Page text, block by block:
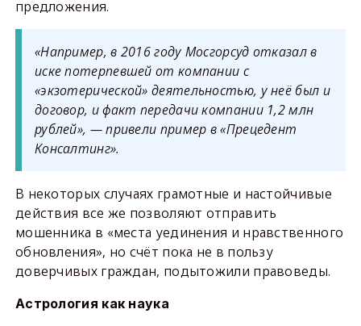
предложения.
«Например, в 2016 году Мосгорсуд отказал в
иске потерпевшей от компании с
«экзотерической» деятельностью, у неё был и
договор, и факт передачи компании 1,2 млн
рублей», — привели пример в «Прецедент
Консалтинг».
В некоторых случаях грамотные и настойчивые
действия все же позволяют отправить
мошенника в «места уединения и нравственного
обновления», но счёт пока не в пользу
доверчивых граждан, подытожили правоведы.
Астрология как наука